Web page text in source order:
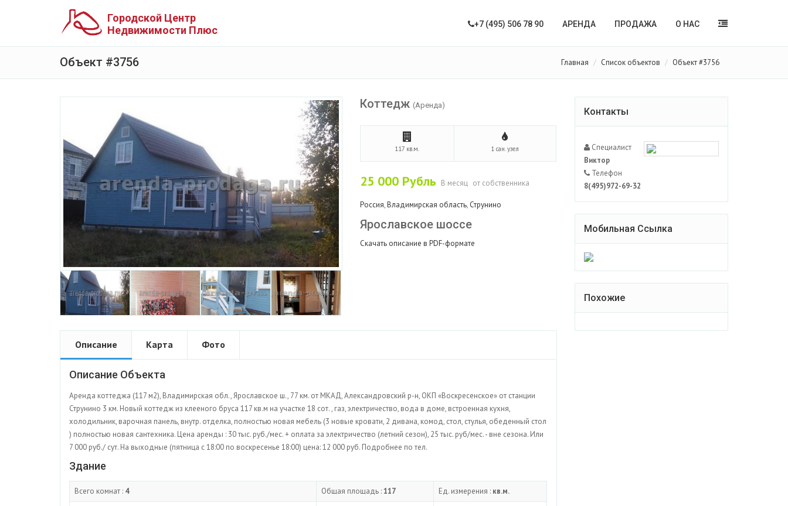
Городской Центр
Недвижимости Плюс
+7 (495) 506 78 90 АРЕНДА ПРОДАЖА О НАС
Объект #3756 Главная Список объектов Объект #3756
Коттедж (Аренда)
117 кв.м. 1 сан. узел
25 000 Рубль В месяц от собственника
Россия,Владимирская область, Струнино
Ярославское шоссе
Скачать описание в PDF-формате
Описание Карта Фото
Описание Объекта
Аренда коттеджа (117 м2), Владимирская обл., Ярославское ш., 77 км. от МКАД, Александровский р-н, ОКП «Воскресенское» от станции
Струнино 3 км. Новый коттедж из клееного бруса 117 кв.м на участке 18 сот. , газ, электричество, вода в доме, встроенная кухня,
холодильник, варочная панель, внутр. отделка, полностью новая мебель (3 новые кровати, 2 дивана, комод, стол, стулья, обеденный стол
) полностью новая сантехника. Цена аренды : 30 тыс. руб./мес. + оплата за электричество (летний сезон), 25 тыс. руб/мес. - вне сезона. Или
7 000 руб./ сут. На выходные (пятница с 18:00 по воскресенье 18:00) цена: 12 000 руб. Подробнее по тел.
Здание
Всего комнат : 4 Общая площадь :117 Ед. измерения : кв.м.
Контакты
Специалист
Виктор
Телефон
8(495)972-69-32
Мобильная Ссылка
Похожие